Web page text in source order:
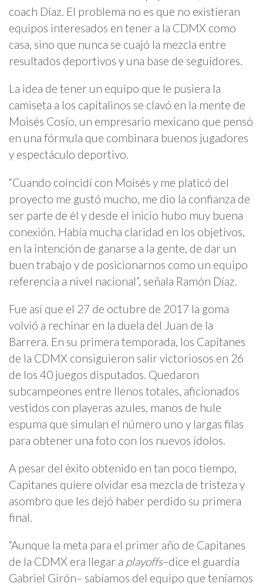
coach Díaz. El problema no es que no existieran
equipos interesados en tener a la CDMX como
casa, sino que nunca se cuajó la mezcla entre
resultados deportivos y una base de seguidores.
La idea de tener un equipo que le pusiera la
camiseta a los capitalinos se clavó en la mente de
Moisés Cosío, un empresario mexicano que pensó
en una fórmula que combinara buenos jugadores
y espectáculo deportivo.
“Cuando coincidí con Moisés y me platicó del
proyecto me gustó mucho, me dio la confianza de
ser parte de él y desde el inicio hubo muy buena
conexión. Había mucha claridad en los objetivos,
en la intención de ganarse a la gente, de dar un
buen trabajo y de posicionarnos como un equipo
referencia a nivel nacional”, señala Ramón Díaz.
Fue así que el 27 de octubre de 2017 la goma
volvió a rechinar en la duela del Juan de la
Barrera. En su primera temporada, los Capitanes
de la CDMX consiguieron salir victoriosos en 26
de los 40 juegos disputados. Quedaron
subcampeones entre llenos totales, aficionados
vestidos con playeras azules, manos de hule
espuma que simulan el número uno y largas filas
para obtener una foto con los nuevos ídolos.
A pesar del éxito obtenido en tan poco tiempo,
Capitanes quiere olvidar esa mezcla de tristeza y
asombro que les dejó haber perdido su primera
final.
“Aunque la meta para el primer año de Capitanes
de la CDMX era llegar a playoffs–dice el guardia
Gabriel Girón– sabíamos del equipo que teníamos